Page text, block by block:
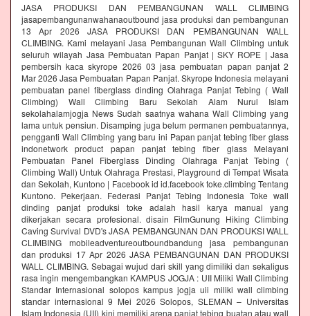
JASA PRODUKSI DAN PEMBANGUNAN WALL CLIMBING
jasapembangunanwahanaoutbound jasa produksi dan pembangunan
13 Apr 2026 JASA PRODUKSI DAN PEMBANGUNAN WALL
CLIMBING. Kami melayani Jasa Pembangunan Wall Climbing untuk
seluruh wilayah Jasa Pembuatan Papan Panjat | SKY ROPE | Jasa
pembersih kaca skyrope 2026 03 jasa pembuatan papan panjat 2
Mar 2026 Jasa Pembuatan Papan Panjat. Skyrope Indonesia melayani
pembuatan panel fiberglass dinding Olahraga Panjat Tebing ( Wall
Climbing) Wall Climbing Baru Sekolah Alam Nurul Islam
sekolahalamjogja News Sudah saatnya wahana Wall Climbing yang
lama untuk pensiun. Disamping juga belum permanen pembuatannya,
pengganti Wall Climbing yang baru ini Papan panjat tebing fiber glass
indonetwork product papan panjat tebing fiber glass Melayani
Pembuatan Panel Fiberglass Dinding Olahraga Panjat Tebing (
Climbing Wall) Untuk Olahraga Prestasi, Playground di Tempat Wisata
dan Sekolah, Kuntono | Facebook id id.facebook toke.climbing Tentang
Kuntono. Pekerjaan. Federasi Panjat Tebing Indonesia Toke wall
dinding panjat produksi toke adalah hasil karya manual yang
dikerjakan secara profesional. disain FilmGunung Hiking Climbing
Caving Survival DVD's JASA PEMBANGUNAN DAN PRODUKSI WALL
CLIMBING mobileadventureoutboundbandung jasa pembangunan
dan produksi 17 Apr 2026 JASA PEMBANGUNAN DAN PRODUKSI
WALL CLIMBING. Sebagai wujud dari skill yang dimiliki dan sekaligus
rasa ingin mengembangkan KAMPUS JOGJA : UII Miliki Wall Climbing
Standar Internasional solopos kampus jogja uii miliki wall climbing
standar internasional 9 Mei 2026 Solopos, SLEMAN – Universitas
Islam Indonesia (UII) kini memiliki arena panjat tebing buatan atau wall